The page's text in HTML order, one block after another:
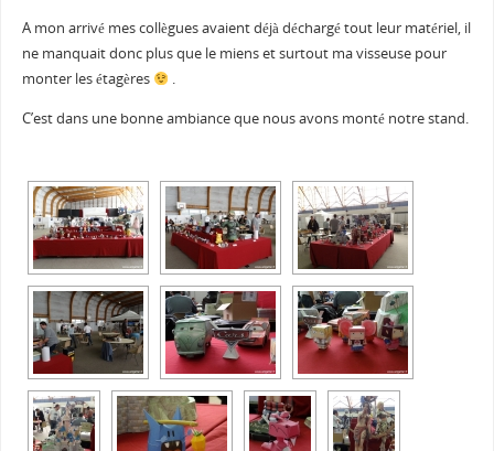
A mon arrivé mes collègues avaient déjà déchargé tout leur matériel, il
ne manquait donc plus que le miens et surtout ma visseuse pour
monter les étagères
.
C’est dans une bonne ambiance que nous avons monté notre stand.